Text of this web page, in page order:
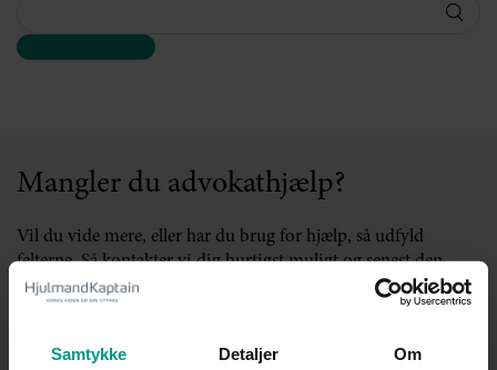
Samtykke Detaljer Om
Mangler du advokathjælp?
Vil du vide mere, eller har du brug for hjælp, så udfyld
felterne. Så kontakter vi dig hurtigst muligt og senest den
følgende hverdag.
personoplysninger (f.eks. helbredsoplysninger) eller cpr. nr. i